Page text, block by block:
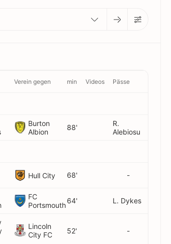
Verein gegen min Videos Pässe
Burton
Albion
88'
R.
Alebiosu
Hull City 68' -
FC
Portsmouth
64' L. Dykes
Lincoln
City FC
52' -